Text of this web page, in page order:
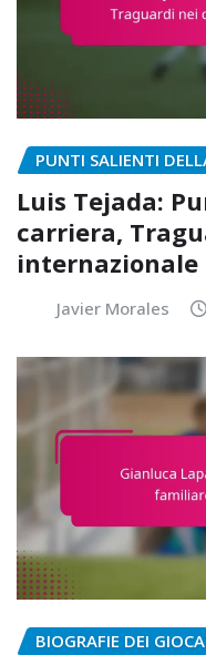
PUNTI SALIENTI
Luis Tejada:
carriera,
internazionale
Javier Morales
BIOGRAFIE DEI